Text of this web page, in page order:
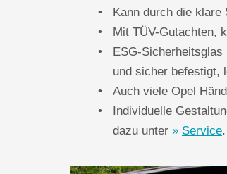
Kann durch die klare
Mit TÜV-Gutachten,
ESG-
und sicher befestigt,
Auch viele Opel
Individuelle
dazu unter
Service.